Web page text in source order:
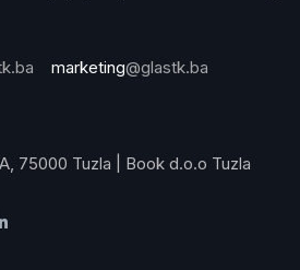
marketing@glastk.ba
75000 Tuzla | Book d.o.o Tuzla